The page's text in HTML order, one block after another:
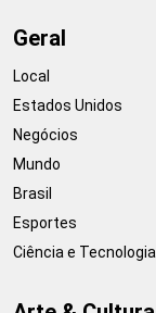
Geral
Local
Estados Unidos
Negócios
Mundo
Brasil
Esportes
Ciência e Tecnologia